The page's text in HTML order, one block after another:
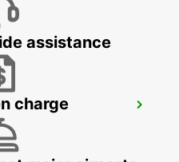
assistance
charge